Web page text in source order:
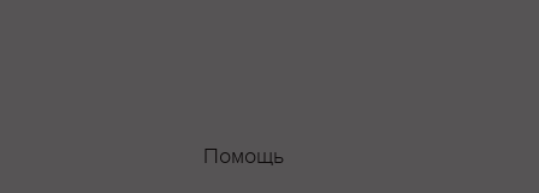
Помощь